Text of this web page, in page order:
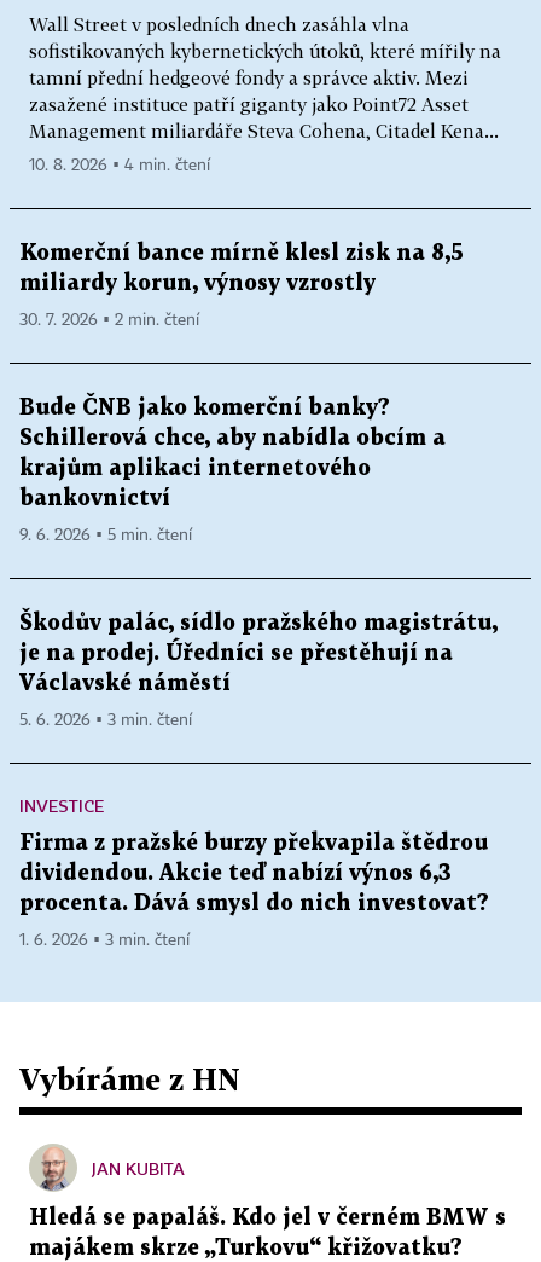
Wall Street v posledních dnech zasáhla vlna
sofistikovaných kybernetických útoků, které mířily na
tamní přední hedgeové fondy a správce aktiv. Mezi
zasažené instituce patří giganty jako Point72 Asset
Management miliardáře Steva Cohena, Citadel Kena...
10. 8. 2026 ▪ 4 min. čtení
Komerční bance mírně klesl zisk na 8,5
miliardy korun, výnosy vzrostly
30. 7. 2026 ▪ 2 min. čtení
Bude ČNB jako komerční banky?
Schillerová chce, aby nabídla obcím a
krajům aplikaci internetového
bankovnictví
9. 6. 2026 ▪ 5 min. čtení
Škodův palác, sídlo pražského magistrátu,
je na prodej. Úředníci se přestěhují na
Václavské náměstí
5. 6. 2026 ▪ 3 min. čtení
INVESTICE
Firma z pražské burzy překvapila štědrou
dividendou. Akcie teď nabízí výnos 6,3
procenta. Dává smysl do nich investovat?
1. 6. 2026 ▪ 3 min. čtení
Vybíráme z HN
JAN KUBITA
Hledá se papaláš. Kdo jel v černém BMW s
majákem skrze „Turkovu“ křižovatku?